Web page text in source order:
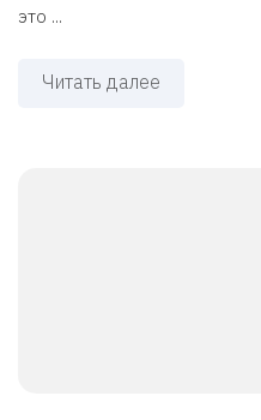
это ...
Читать далее